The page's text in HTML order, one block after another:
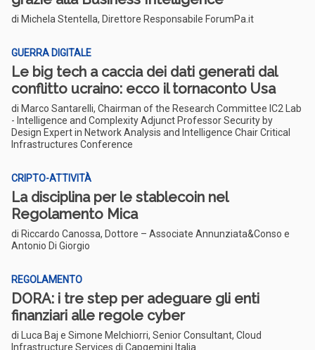
di Michela Stentella, Direttore Responsabile ForumPa.it
GUERRA DIGITALE
Le big tech a caccia dei dati generati dal
conflitto ucraino: ecco il tornaconto Usa
di Marco Santarelli, Chairman of the Research Committee IC2 Lab
- Intelligence and Complexity Adjunct Professor Security by
Design Expert in Network Analysis and Intelligence Chair Critical
Infrastructures Conference
CRIPTO-ATTIVITÀ
La disciplina per le stablecoin nel
Regolamento Mica
di Riccardo Canossa, Dottore – Associate Annunziata&Conso e
Antonio Di Giorgio
REGOLAMENTO
DORA: i tre step per adeguare gli enti
finanziari alle regole cyber
di Luca Baj e Simone Melchiorri, Senior Consultant, Cloud
Infrastructure Services di Capgemini Italia